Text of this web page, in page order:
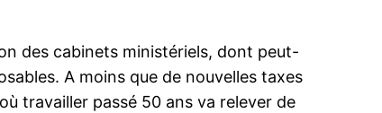
des cabinets ministériels, dont peut-
A moins que de nouvelles taxes
travailler passé 50 ans va relever de